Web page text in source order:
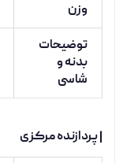
وزن
توضیحات
بدنه و
شاسی
| پردازنده مرکزی